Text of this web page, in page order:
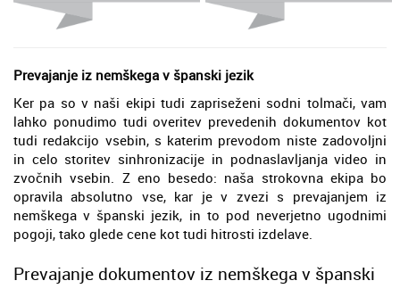
Prevajanje iz nemškega v španski jezik
Ker pa so v naši ekipi tudi zapriseženi sodni tolmači, vam
lahko ponudimo tudi overitev prevedenih dokumentov kot
tudi redakcijo vsebin, s katerim prevodom niste zadovoljni
in celo storitev sinhronizacije in podnaslavljanja video in
zvočnih vsebin. Z eno besedo: naša strokovna ekipa bo
opravila absolutno vse, kar je v zvezi s prevajanjem iz
nemškega v španski jezik, in to pod neverjetno ugodnimi
pogoji, tako glede cene kot tudi hitrosti izdelave.
Prevajanje dokumentov iz nemškega v španski